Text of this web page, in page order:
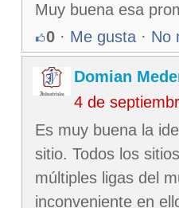
Muy buena esa
0 · Me gusta · No
Domian
4 de
Es muy buena la
sitio. Todos los
múltiples ligas del
inconveniente en